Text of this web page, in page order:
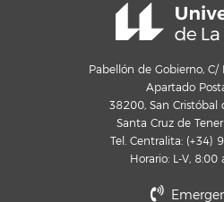
Pabellón de Gobierno, C/
Apartado
38200, San Cristóbal
Santa Cruz de
Tel. Centralita: (+34)
Horario: L-V, 8:00